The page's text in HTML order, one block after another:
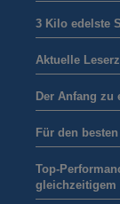
3 Kilo edelste
Aktuelle
Der Anfang
Für den
Top-